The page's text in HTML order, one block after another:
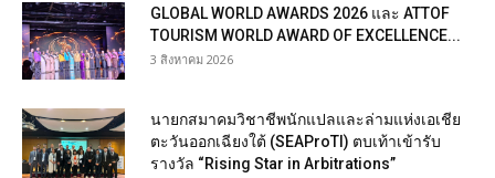
GLOBAL WORLD AWARDS 2026 และ ATTOF
TOURISM WORLD AWARD OF EXCELLENCE...
3 สิงหาคม 2026
นายกสมาคมวิชาชีพนักแปลและล่ามแห่งเอเชีย
ตะวันออกเฉียงใต้ (SEAProTI) ตบเท้าเข้ารับ
รางวัล “Rising Star in Arbitrations”